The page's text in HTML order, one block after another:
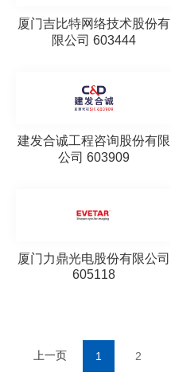
厦门吉比特网络技术股份有
限公司 603444
建发合诚工程咨询股份有限
公司 603909
厦门力鼎光电股份有限公司
605118
上一页 1 2